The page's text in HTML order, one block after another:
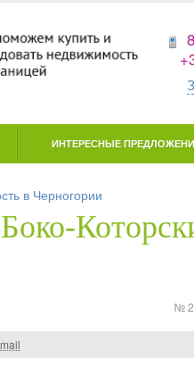
ИНТЕРЕСНЫЕ
в Черногории
№